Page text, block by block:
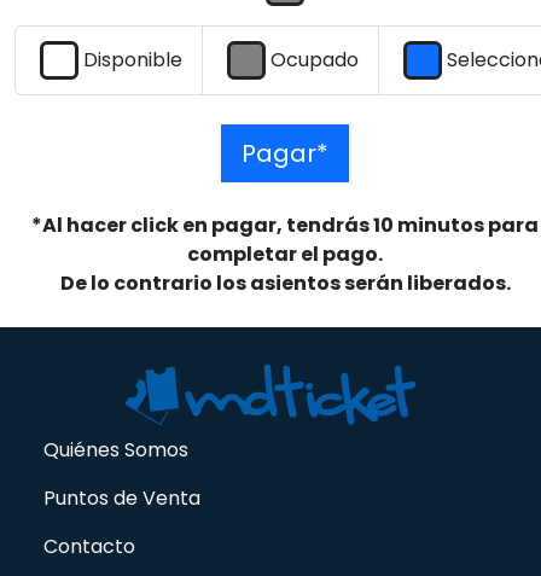
Disponible Ocupado
Pagar*
*Al hacer click en pagar, tendrás 10 minutos para
completar el pago.
De lo contrario los asientos serán liberados.
Quiénes Somos
Puntos de Venta
Contacto